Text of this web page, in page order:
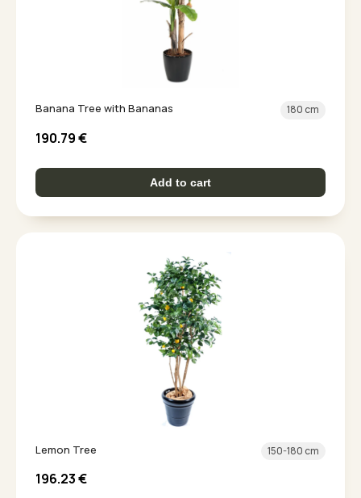
Banana Tree with Bananas 180 cm
190.79€
Add to cart
Lemon Tree 150-180 cm
196.23€